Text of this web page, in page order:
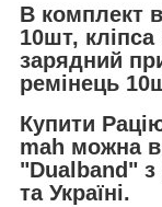
В комплект
10шт,
зарядний
ремінець
Купити
mah можна
"Dualband"
та Україні.